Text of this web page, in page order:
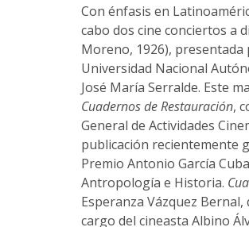
Con énfasis en
cabo dos cine conciertos a
Moreno, 1926), presentada
Universidad Nacional
José María Serralde. Este
Cuadernos de Restauración,
General de Actividades
publicación recientemente
Premio Antonio García
Antropología e Historia.
Esperanza Vázquez
cargo del cineasta Albino